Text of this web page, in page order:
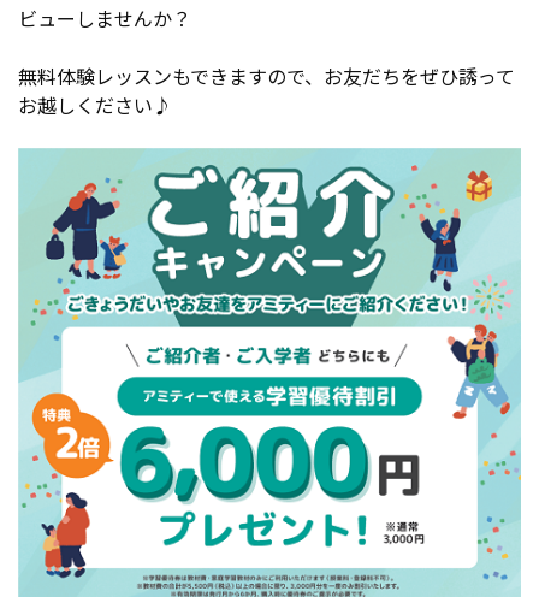
ビューしませんか？
無料体験レッスンもできますので、お友だちをぜひ誘って
お越しください♪